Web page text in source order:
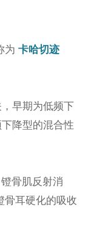
为 卡哈切迹
早期为低频下
降型的混合性
骨肌反射消
骨耳硬化的吸收